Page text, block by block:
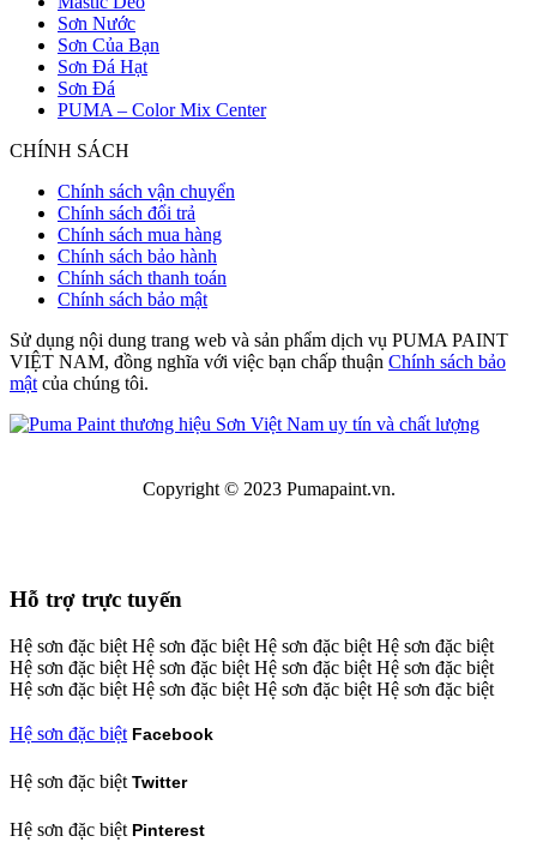
Sơn Nước
Sơn Của Bạn
Sơn Đá Hạt
Sơn Đá
PUMA – Color Mix Center
CHÍNH SÁCH
Chính sách vận chuyển
Chính sách đổi trả
Chính sách mua hàng
Chính sách bảo hành
Chính sách thanh toán
Chính sách bảo mật
Sử dụng nội dung trang web và sản phẩm dịch vụ PUMA PAINT
VIỆT NAM, đồng nghĩa với việc bạn chấp thuận Chính sách bảo
mật của chúng tôi.
Copyright © 2023 Pumapaint.vn.
Hỗ trợ trực tuyến
Facebook
Twitter
Pinterest